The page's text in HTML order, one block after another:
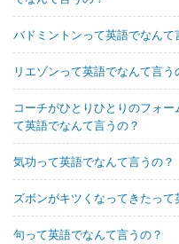
バドミントンって英語でなんて
リエゾンって英語でなんて言う
コーチがひとりひとりのフォ
て英語でなんて言うの？
気功って英語でなんて言うの？
ズボンがキツくなってきたって
句って英語でなんて言うの？